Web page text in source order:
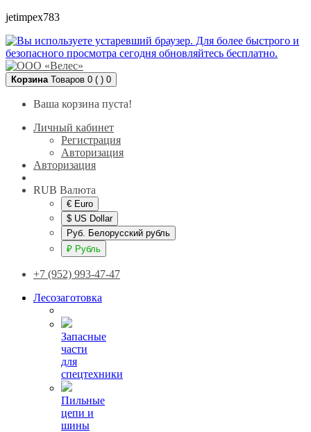
jetimpex783
Корзина Товаров 0 ( ) 0
Ваша корзина пуста!
Личный кабинет
Регистрация
Авторизация
Авторизация
RUB Валюта
€ Euro
$ US Dollar
Руб. Белорусский рубль
₽ Рубль
+7 (952) 993-47-47
Лесозаготовка
Запасные
части
для
спецтехники
Пильные
цепи и
шины